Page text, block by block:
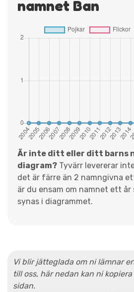
namnet Ban
Är inte ditt eller ditt barns
diagram? Tyvärr levererar
det är färre än 2 namngivna
är du ensam om namnet ett
synas i diagrammet.
Vi blir jätteglada om ni lämnar
till oss, här nedan kan ni
sidan.